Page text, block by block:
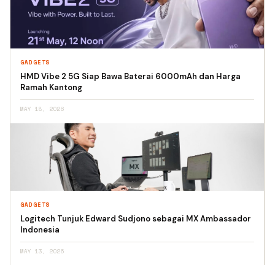
GADGETS
HMD Vibe 2 5G Siap Bawa Baterai 6000mAh dan Harga
Ramah Kantong
MAY 18, 2026
GADGETS
Logitech Tunjuk Edward Sudjono sebagai MX Ambassador
Indonesia
MAY 13, 2026